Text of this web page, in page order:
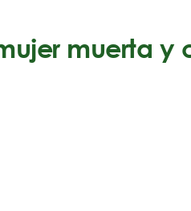
muerta y